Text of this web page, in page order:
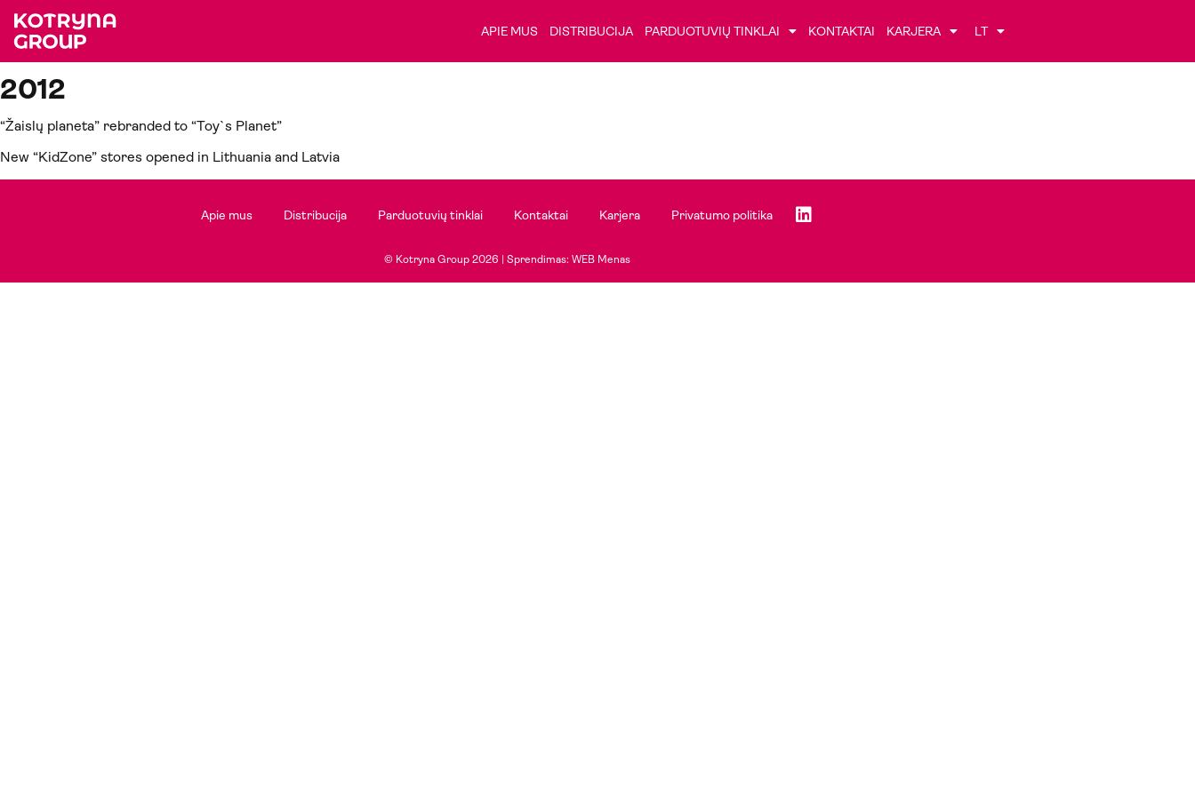
APIE MUS DISTRIBUCIJA PARDUOTUVIŲ TINKLAI KONTAKTAI KARJERA LT
2012
“Žaislų planeta” rebranded to “Toy`s Planet”
New “KidZone” stores opened in Lithuania and Latvia
Apie mus Distribucija Parduotuvių tinklai Kontaktai Karjera Privatumo politika
© Kotryna Group 2026 | Sprendimas: WEB Menas